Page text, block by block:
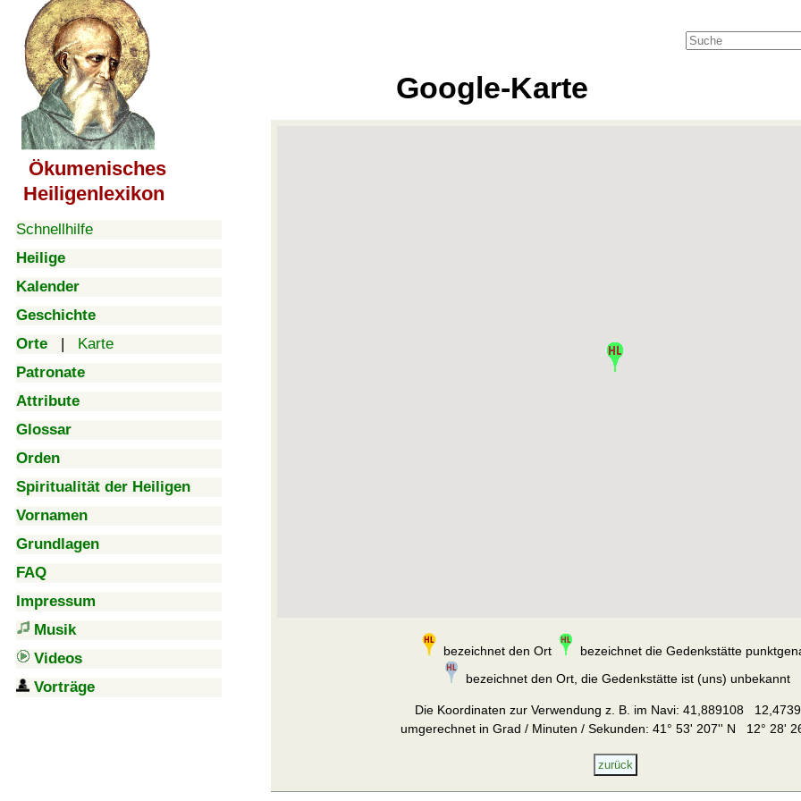
Ökumenisches
Heiligenlexikon
Schnellhilfe
Heilige
Kalender
Geschichte
Orte | Karte
Patronate
Attribute
Glossar
Orden
Spiritualität der Heiligen
Vornamen
Grundlagen
FAQ
Impressum
Musik
Videos
Vorträge
Google-Karte
bezeichnet den Ort
bezeichnet die Gedenkstätte
bezeichnet den Ort, die Gedenkstätte ist (uns) unbekannt
Die Koordinaten zur Verwendung z. B. im Navi: 41,889108
umgerechnet in Grad / Minuten / Sekunden: 41° 53' 207'' N 12° 28'